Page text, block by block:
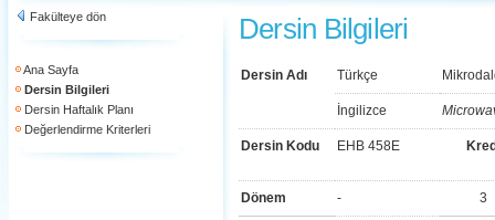
Fakülteye dön
Ana Sayfa
Dersin Bilgileri
Dersin Haftalık Planı
Değerlendirme Kriterleri
Dersin Bilgileri
Dersin Adı Türkçe
İngilizce
Dersin Kodu EHB 458E
Dönem - 3